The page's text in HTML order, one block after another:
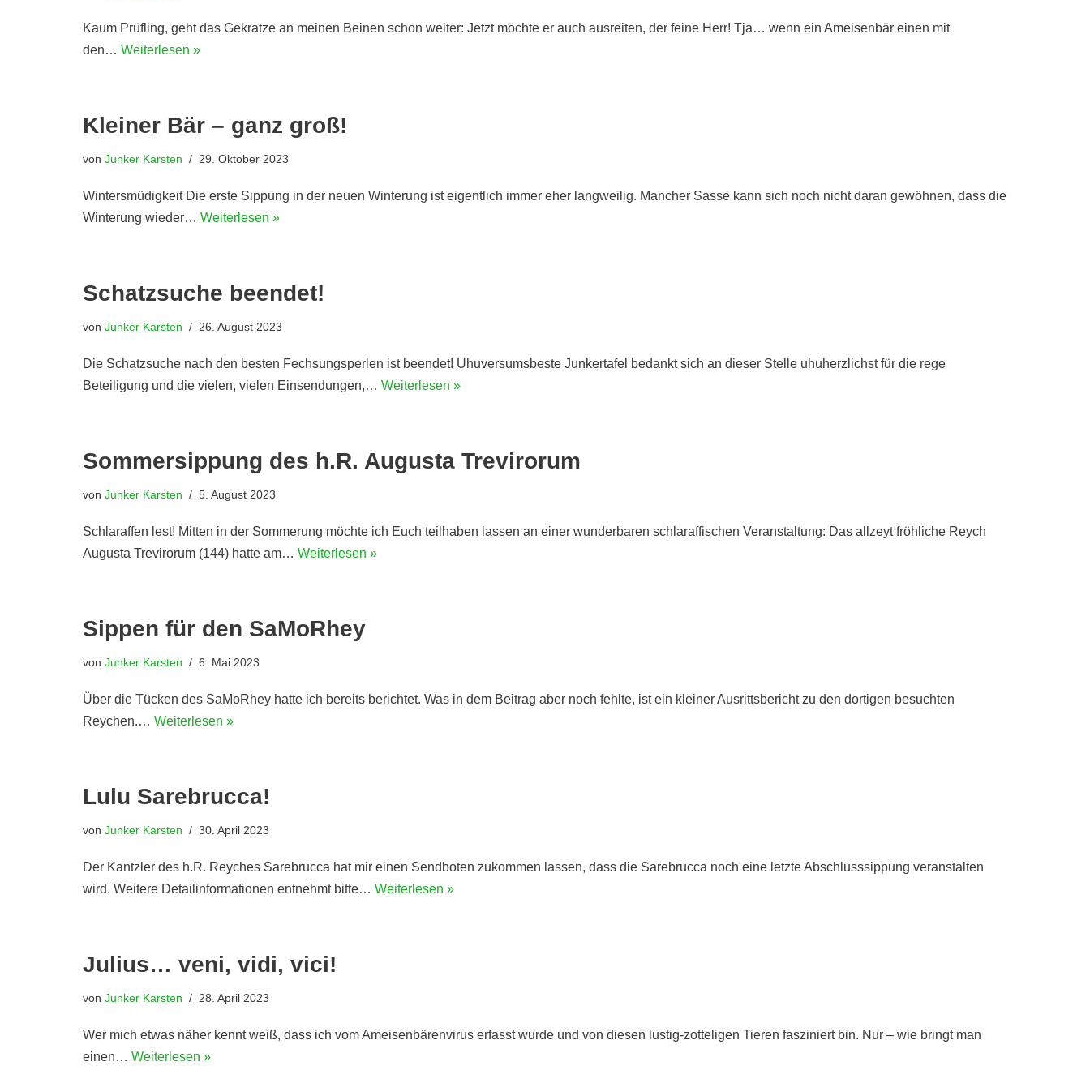
Kaum Prüfling, geht das Gekratze an meinen Beinen schon weiter: Jetzt möchte er auch ausreiten, der feine Herr! Tja… wenn ein Ameisenbär einen mit
den… Weiterlesen »
Kleiner Bär – ganz groß!
von Junker Karsten 29. Oktober 2023
Wintersmüdigkeit Die erste Sippung in der neuen Winterung ist eigentlich immer eher langweilig. Mancher Sasse kann sich noch nicht daran gewöhnen, dass die
Winterung wieder… Weiterlesen »
Schatzsuche beendet!
von Junker Karsten 26. August 2023
Die Schatzsuche nach den besten Fechsungsperlen ist beendet! Uhuversumsbeste Junkertafel bedankt sich an dieser Stelle uhuherzlichst für die rege
Beteiligung und die vielen, vielen Einsendungen,… Weiterlesen »
Sommersippung des h.R. Augusta Trevirorum
von Junker Karsten 5. August 2023
Schlaraffen lest! Mitten in der Sommerung möchte ich Euch teilhaben lassen an einer wunderbaren schlaraffischen Veranstaltung: Das allzeyt fröhliche Reych
Augusta Trevirorum (144) hatte am… Weiterlesen »
Sippen für den SaMoRhey
von Junker Karsten 6. Mai 2023
Über die Tücken des SaMoRhey hatte ich bereits berichtet. Was in dem Beitrag aber noch fehlte, ist ein kleiner Ausrittsbericht zu den dortigen besuchten
Reychen.… Weiterlesen »
Lulu Sarebrucca!
von Junker Karsten 30. April 2023
Der Kantzler des h.R. Reyches Sarebrucca hat mir einen Sendboten zukommen lassen, dass die Sarebrucca noch eine letzte Abschlusssippung veranstalten
wird. Weitere Detailinformationen entnehmt bitte… Weiterlesen »
Julius… veni, vidi, vici!
von Junker Karsten 28. April 2023
Wer mich etwas näher kennt weiß, dass ich vom Ameisenbärenvirus erfasst wurde und von diesen lustig-zotteligen Tieren fasziniert bin. Nur – wie bringt man
einen… Weiterlesen »